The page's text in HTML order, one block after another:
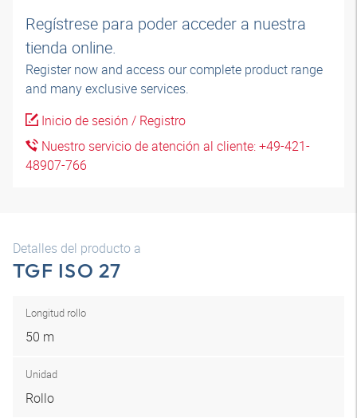
Regístrese para poder acceder a nuestra
tienda online.
Register now and access our complete product range
and many exclusive services.
Inicio de sesión / Registro
Nuestro servicio de atención al cliente: +49-421-
48907-766
Detalles del producto a
TGF ISO 27
Longitud rollo
50 m
Unidad
Rollo